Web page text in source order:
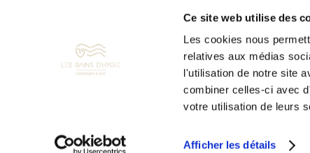
Ce site web utilise des
Les cookies nous
relatives aux médias
l'utilisation de notre site
combiner celles-ci avec
votre utilisation de leurs
Afficher les détails
son rythme.
Le
Pas du
deux.
Peut-on
Oui, c'est